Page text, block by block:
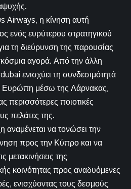
Airways, η κίνηση αυτή
ενός ευρύτερου στρατηγικού
τη διεύρυνση της παρουσίας
αγορά. Από την άλλη
ενισχύει τη συνδεσιμότητά
Ευρώπη μέσω της Λάρνακας,
περισσότερες ποιοτικές
πελάτες της.
αναμένεται να τονώσει την
προς την Κύπρο και να
μετακινήσεις της
κοινότητας προς αναδυόμενες
ενισχύοντας τους δεσμούς